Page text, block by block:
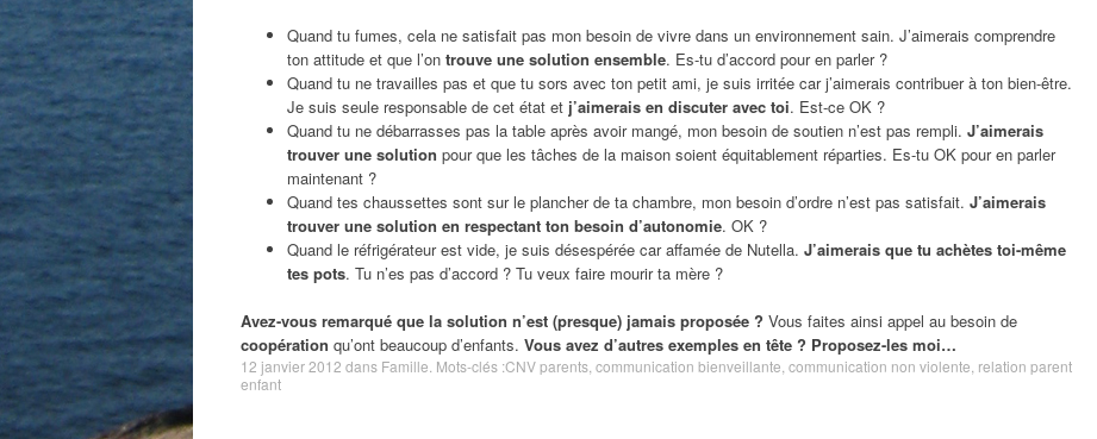
Quand tu fumes, cela ne satisfait pas mon besoin de vivre dans un environnement sain. J’aimerais comprendre
ton attitude et que l’on trouve une solution ensemble. Es-tu d’accord pour en parler ?
Quand tu ne travailles pas et que tu sors avec ton petit ami, je suis irritée car j’aimerais contribuer à ton bien-être.
Je suis seule responsable de cet état et j’aimerais en discuter avec toi. Est-ce OK ?
Quand tu ne débarrasses pas la table après avoir mangé, mon besoin de soutien n’est pas rempli. J’aimerais
trouver une solution pour que les tâches de la maison soient équitablement réparties. Es-tu OK pour en parler
maintenant ?
Quand tes chaussettes sont sur le plancher de ta chambre, mon besoin d’ordre n’est pas satisfait. J’aimerais
trouver une solution en respectant ton besoin d’autonomie. OK ?
Quand le réfrigérateur est vide, je suis désespérée car affamée de Nutella. J’aimerais que tu achètes toi-même
tes pots. Tu n’es pas d’accord ? Tu veux faire mourir ta mère ?
Avez-vous remarqué que la solution n’est (presque) jamais proposée ? Vous faites ainsi appel au besoin de
coopération qu’ont beaucoup d’enfants. Vous avez d’autres exemples en tête ? Proposez-les moi…
12 janvier 2012 dans Famille . Mots-clés :CNV parents communication bienveillante communication non violente relation parent
enfant